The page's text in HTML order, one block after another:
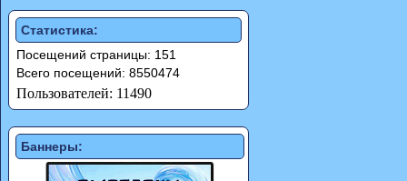
Статистика:
Посещений страницы: 151
Всего посещений: 8550474
Пользователей: 11490
Баннеры: